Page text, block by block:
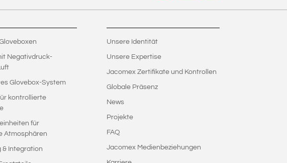
Negativdruck-
Glovebox-System
kontrollierte
für
Atmosphären
& Integration
Unsere Identität
Unsere Expertise
Jacomex Zertifikate und Kontrollen
Globale Präsenz
News
Projekte
FAQ
Jacomex Medienbeziehungen